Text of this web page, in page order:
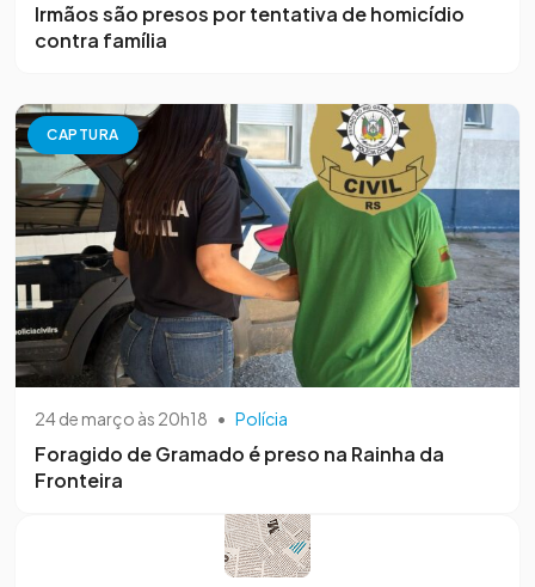
Irmãos são presos por tentativa de homicídio
contra família
CAPTURA
24 de março às 20h18 • Polícia
Foragido de Gramado é preso na Rainha da
Fronteira